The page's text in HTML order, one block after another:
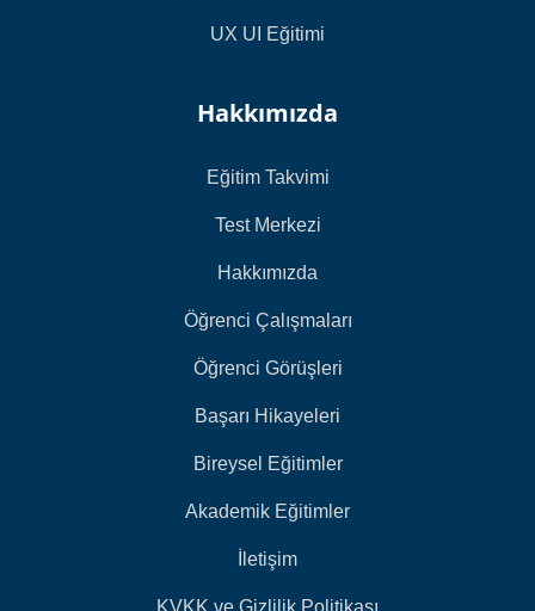
UX UI Eğitimi
Hakkımızda
Eğitim Takvimi
Test Merkezi
Hakkımızda
Öğrenci Çalışmaları
Öğrenci Görüşleri
Başarı Hikayeleri
Bireysel Eğitimler
Akademik Eğitimler
İletişim
KVKK ve Gizlilik Politikası